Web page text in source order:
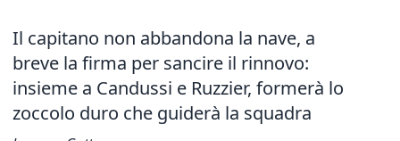
Il capitano non abbandona la nave, a
breve la firma per sancire il rinnovo:
insieme a Candussi e Ruzzier, formerà lo
zoccolo duro che guiderà la squadra